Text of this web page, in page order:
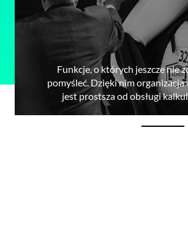
Funkcje, o których jeszcze nie
pomyśleć. Dzięki nim organizacja
jest prostsza od obsługi